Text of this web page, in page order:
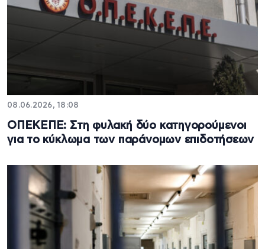
08.06.2026, 18:08
ΟΠΕΚΕΠΕ: Στη φυλακή δύο κατηγορούμενοι
για το κύκλωμα των παράνομων επιδοτήσεων